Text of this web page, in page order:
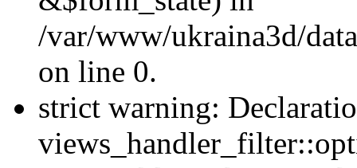
/var/www/ukraina3d/
on line 0.
strict warning: